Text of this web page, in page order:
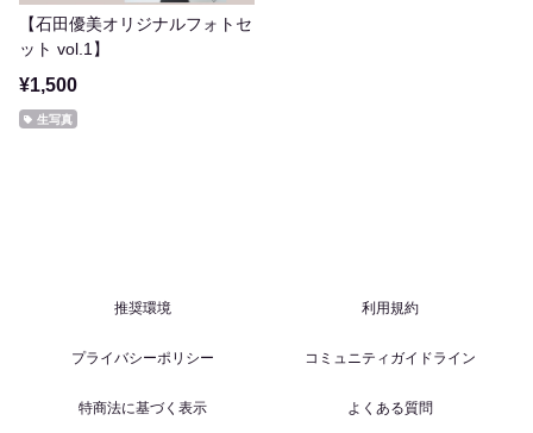
【石田優美オリジナルフォトセ
ット vol.1】
¥1,500
生写真
推奨環境 利用規約
プライバシーポリシー コミュニティガイドライン
特商法に基づく表示 よくある質問